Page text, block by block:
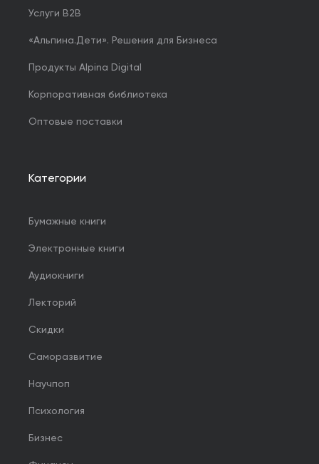
Услуги B2B
«Альпина.Дети». Решения для Бизнеса
Продукты Alpina Digital
Корпоративная библиотека
Оптовые поставки
Категории
Бумажные книги
Электронные книги
Аудиокниги
Лекторий
Скидки
Саморазвитие
Научпоп
Психология
Бизнес